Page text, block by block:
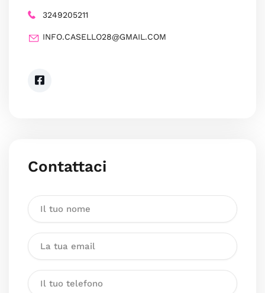
3249205211
INFO.CASELLO28@GMAIL.COM
Contattaci